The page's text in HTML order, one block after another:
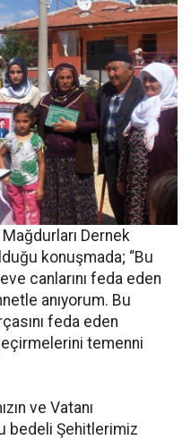
Dernek
konuşmada; “Bu
canlarını feda eden
anıyorum. Bu
feda eden
temenni
ve Vatanı
bedeli Şehitlerimiz